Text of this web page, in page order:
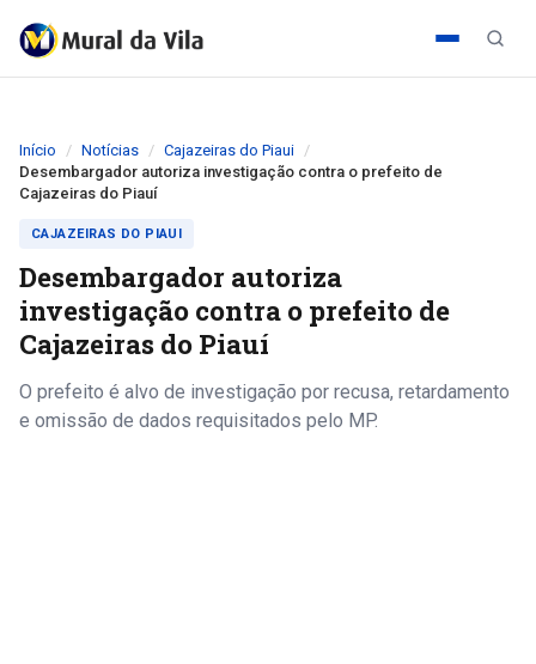
Início Notícias
Cajazeiras do Piaui
Desembargador autoriza investigação contra o prefeito de
Cajazeiras do Piauí
CAJAZEIRAS DO PIAUI
Desembargador autoriza
investigação contra o prefeito de
Cajazeiras do Piauí
O prefeito é alvo de investigação por recusa, retardamento
e omissão de dados requisitados pelo MP.